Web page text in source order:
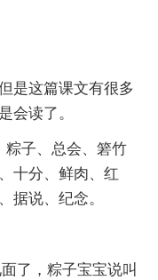
是这篇课文有很多
会读了。
粽子、总会、箬竹
十分、鲜肉、红
据说、纪念。
了，粽子宝宝说叫